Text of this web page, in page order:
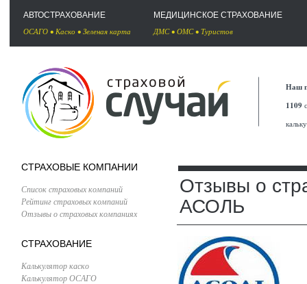
АВТОСТРАХОВАНИЕ
ОСАГО • Каско • Зеленая карта
МЕДИЦИНСКОЕ СТРАХОВАНИЕ
ДМС• ОМС• Туристов
Наш
1109
СТРАХОВЫЕ КОМПАНИИ
Список страховых компаний
Рейтинг страховых компаний
Отзывы о страховых компаниях
СТРАХОВАНИЕ
Калькулятор каско
Калькулятор ОСАГО
Отзывы о
АСОЛЬ